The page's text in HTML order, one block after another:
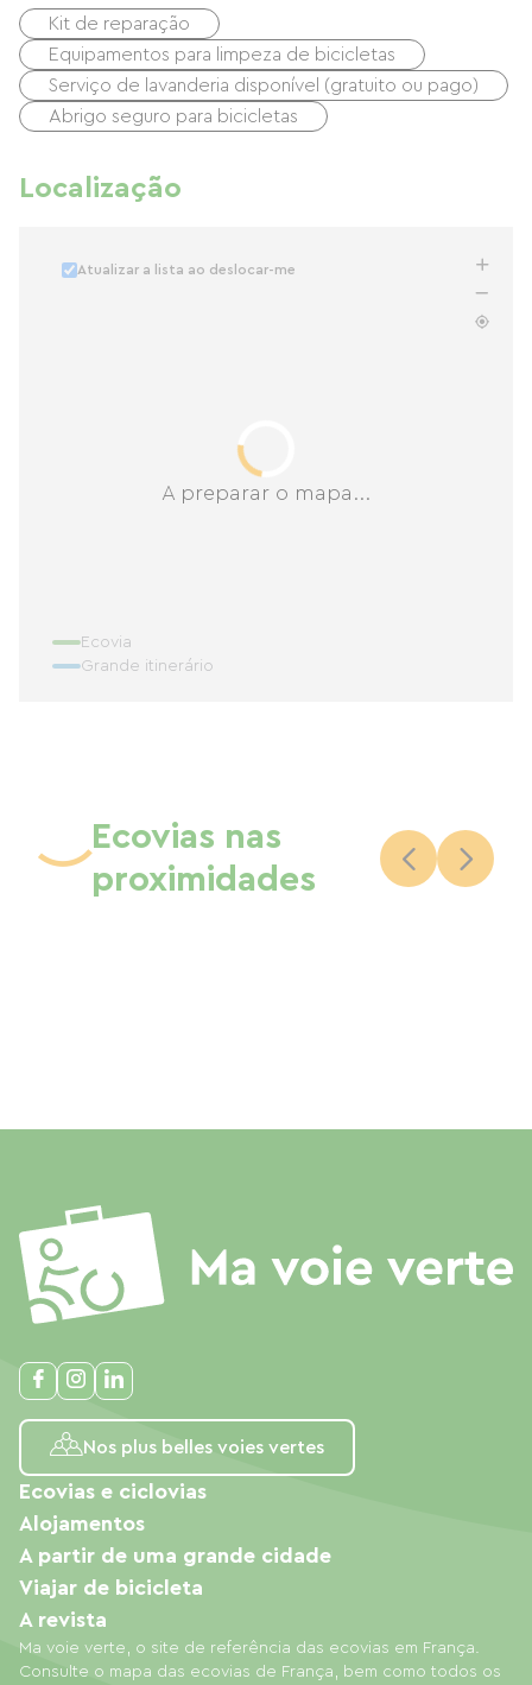
Kit de reparação
Equipamentos para limpeza de bicicletas
Serviço de lavanderia disponível (gratuito ou pago)
Abrigo seguro para bicicletas
Localização
A preparar o mapa...
Atualizar a lista ao deslocar-me
Ecovia
Grande itinerário
Ecovias nas
proximidades
Nos plus belles voies vertes
Ma voie verte, o site de referência das ecovias em França.
Consulte o mapa das ecovias de França, bem como todos os
Ecovias e ciclovias
Alojamentos
A partir de uma grande cidade
Viajar de bicicleta
A revista